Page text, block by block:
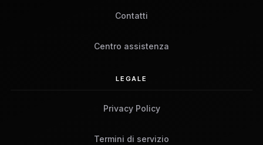
Contatti
Centro assistenza
LEGALE
Privacy Policy
Termini di servizio